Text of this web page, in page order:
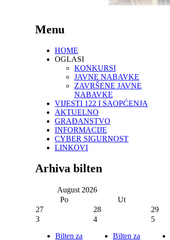
Menu
HOME
OGLASI
KONKURSI
JAVNE NABAVKE
ZAVRŠENE JAVNE
NABAVKE
VIJESTI 122 I SAOPĆENJA
AKTUELNO
GRAĐANSTVO
INFORMACIJE
CYBER SIGURNOST
LINKOVI
Arhiva bilten
August 2026
Po
Ut
27
28 29
3
Bilten za
4
Bilten za
5